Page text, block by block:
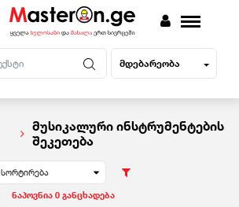
მდებარეობა
მუსიკალური ინსტრუმენტების
შეკეთება
სორტირება
ნაპოვნია 0 განცხადება